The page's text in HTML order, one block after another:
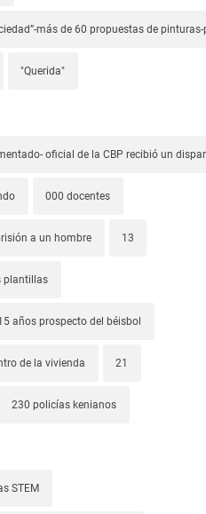
más de 60 propuestas de
"Querida"
oficial de la CBP recibió un
000 docentes
a un hombre 13
plantillas
años prospecto del béisbol
de la vivienda 21
230 policías kenianos
STEM